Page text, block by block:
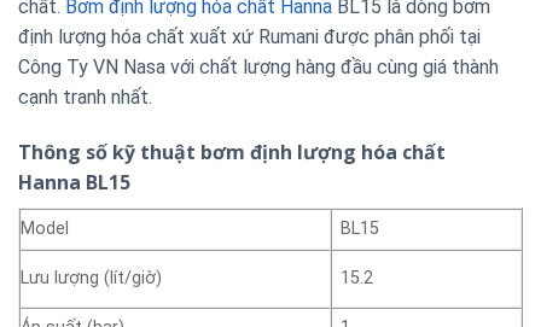
chất. Bơm định lượng hóa chất Hanna BL15 là dòng bơm
định lượng hóa chất xuất xứ Rumani được phân phối tại
Công Ty VN Nasa với chất lượng hàng đầu cùng giá thành
cạnh tranh nhất.
Thông số kỹ thuật bơm định lượng hóa chất
Hanna BL15
Model BL15
Lưu lượng (lít/giờ) 15.2